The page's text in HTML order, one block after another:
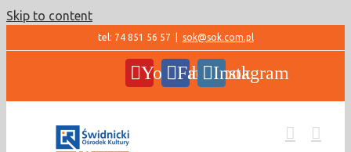
Skip to content
tel: 74 851 56 57 sok@sok.com.pl
YouTubeFacebookInstagram